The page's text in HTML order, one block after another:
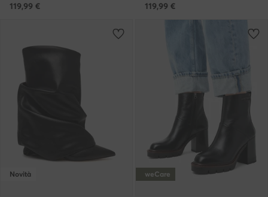
119,99 €
119,99 €
Novità weCare